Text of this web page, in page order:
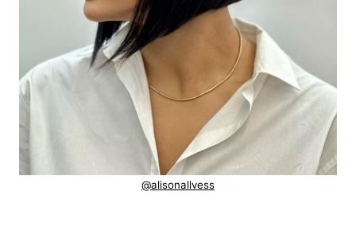
@alisonallvess